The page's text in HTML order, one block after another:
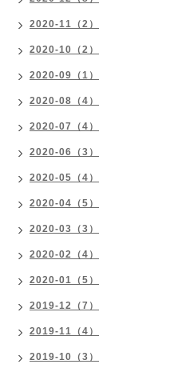
2020-11（2）
2020-10（2）
2020-09（1）
2020-08（4）
2020-07（4）
2020-06（3）
2020-05（4）
2020-04（5）
2020-03（3）
2020-02（4）
2020-01（5）
2019-12（7）
2019-11（4）
2019-10（3）